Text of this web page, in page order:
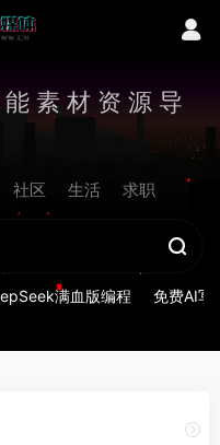
素材资源导
社区 生活 求职
满血版编程 免费AI写